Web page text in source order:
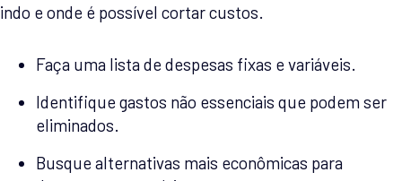
indo e onde é possível cortar custos.
Faça uma lista de despesas fixas e variáveis.
Identifique gastos não essenciais que podem ser
eliminados.
Busque alternativas mais econômicas para